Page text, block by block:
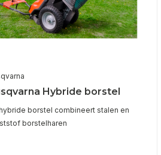
Hybride borstel
borstel combineert stalen en
borstelharen